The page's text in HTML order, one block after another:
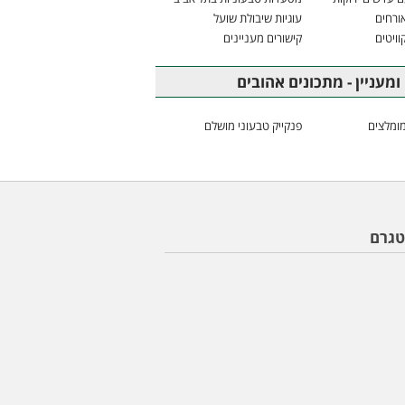
עוגיות שיבולת שועל
קישורים מעניינים
- מתכונים אהובים
פנקייק טבעוני מושלם